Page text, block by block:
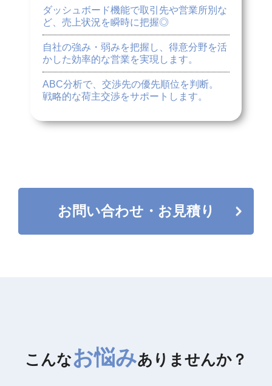
ダッシュボード機能で取引先や営業所別な
ど、売上状況を瞬時に把握◎
自社の強み・弱みを把握し、得意分野を活
かした効率的な営業を実現します。
ABC分析で、交渉先の優先順位を判断。
戦略的な荷主交渉をサポートします。
お問い合わせ・お見積り
お問い合わせ・お見積り
こんなお悩みありませんか？